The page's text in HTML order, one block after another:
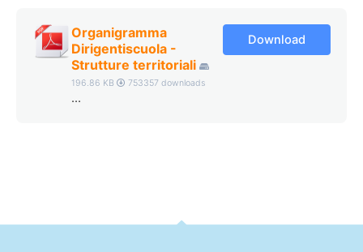
Organigramma
Dirigentiscuola -
Strutture territoriali
196.86 KB 753357 downloads
...
Download